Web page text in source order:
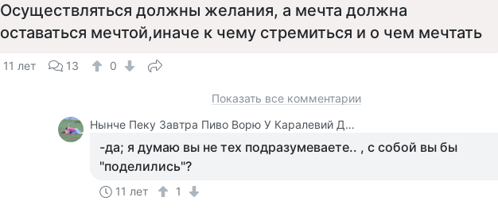
Осуществляться должны желания, а мечта должна
оставаться мечтой,иначе к чему стремиться и о чем мечтать
11 лет 13 0
Показать все комментарии
Нынче Пеку Завтра Пиво Ворю У Каралевий Дитя Отберу.
-да; я думаю вы не тех подразумеваете.. , с собой вы бы
"поделились"?
11 лет 1